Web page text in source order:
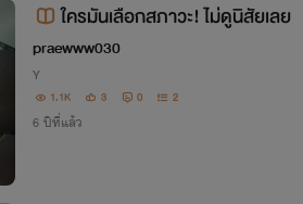
ใครมันเลือกสภาวะ! ไม่ดูนิสัยเลย
praewww030
Y
1.1K 3 0 2
6 ปีที่แล้ว